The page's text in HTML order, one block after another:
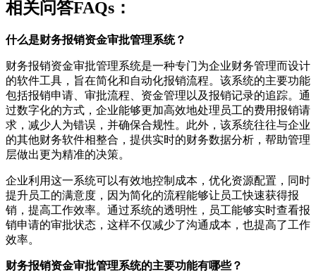
相关问答FAQs：
什么是财务报销资金审批管理系统？
财务报销资金审批管理系统是一种专门为企业财务管理而设计
的软件工具，旨在简化和自动化报销流程。该系统的主要功能
包括报销申请、审批流程、资金管理以及报销记录的追踪。通
过数字化的方式，企业能够更加高效地处理员工的费用报销请
求，减少人为错误，并确保合规性。此外，该系统往往与企业
的其他财务软件相整合，提供实时的财务数据分析，帮助管理
层做出更为精准的决策。
企业利用这一系统可以有效地控制成本，优化资源配置，同时
提升员工的满意度，因为简化的流程能够让员工快速获得报
销，提高工作效率。通过系统的透明性，员工能够实时查看报
销申请的审批状态，这样不仅减少了沟通成本，也提高了工作
效率。
财务报销资金审批管理系统的主要功能有哪些？